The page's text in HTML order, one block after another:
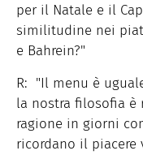
per il Natale e il
similitudine nei
e Bahrein?"
R: "Il menu è
la nostra filosofia è
ragione in giorni
ricordano il piacere